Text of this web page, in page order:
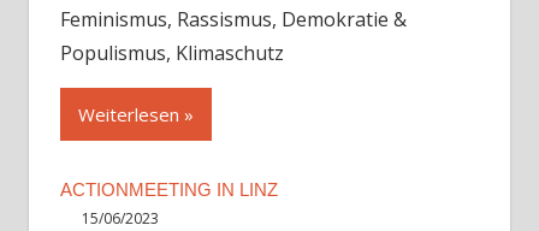
Feminismus, Rassismus, Demokratie &
Populismus, Klimaschutz
Weiterlesen
ACTIONMEETING IN LINZ
15/06/2023